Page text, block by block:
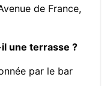
de France,
une terrasse ?
par le bar